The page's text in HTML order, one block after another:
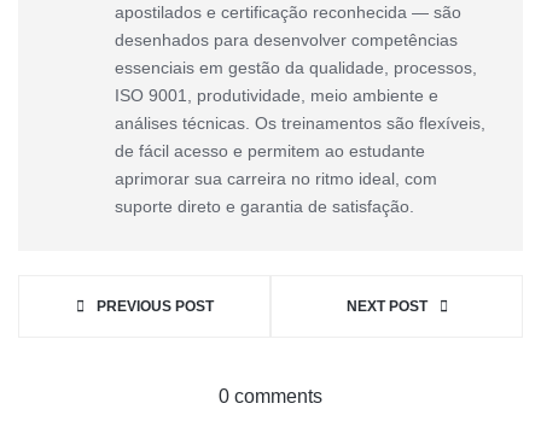
apostilados e certificação reconhecida — são
desenhados para desenvolver competências
essenciais em gestão da qualidade, processos,
ISO 9001, produtividade, meio ambiente e
análises técnicas. Os treinamentos são flexíveis,
de fácil acesso e permitem ao estudante
aprimorar sua carreira no ritmo ideal, com
suporte direto e garantia de satisfação.
PREVIOUS POST NEXT POST
0 comments